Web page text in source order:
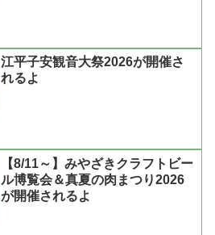
江平子安観音大祭2026が開催さ
れるよ
【8/11～】みやざきクラフトビー
ル博覧会＆真夏の肉まつり2026
が開催されるよ